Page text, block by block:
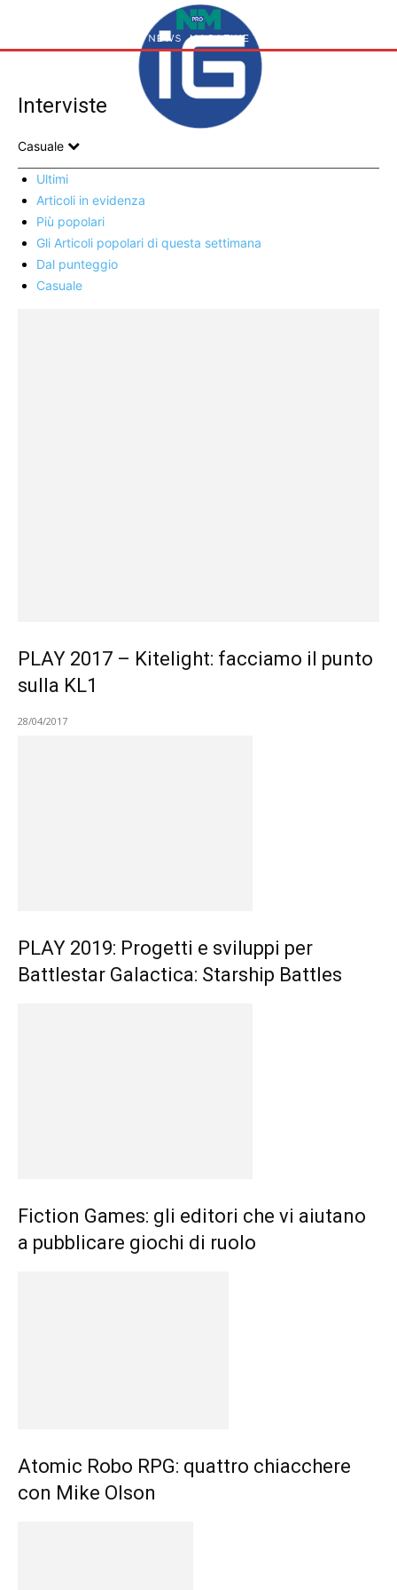
Interviste
Casuale
Ultimi
Articoli in evidenza
Più popolari
Gli Articoli popolari di questa settimana
Dal punteggio
Casuale
PLAY 2017 – Kitelight: facciamo il punto
sulla KL1
28/04/2017
PLAY 2019: Progetti e sviluppi per
Battlestar Galactica: Starship Battles
Fiction Games: gli editori che vi aiutano
a pubblicare giochi di ruolo
Atomic Robo RPG: quattro chiacchere
con Mike Olson